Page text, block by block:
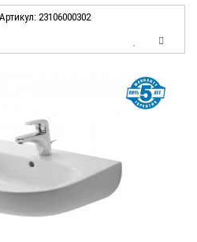
Артикул: 23106000302